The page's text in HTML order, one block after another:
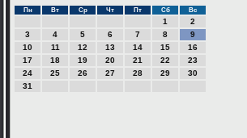
Пн Вт Ср Чт Пт Сб Вс
1
2
3
4 5 6 7 8
9
10
11 12 13 14 15
16
17
18 19 20 21 22
23
24
25 26 27 28 29
30
31